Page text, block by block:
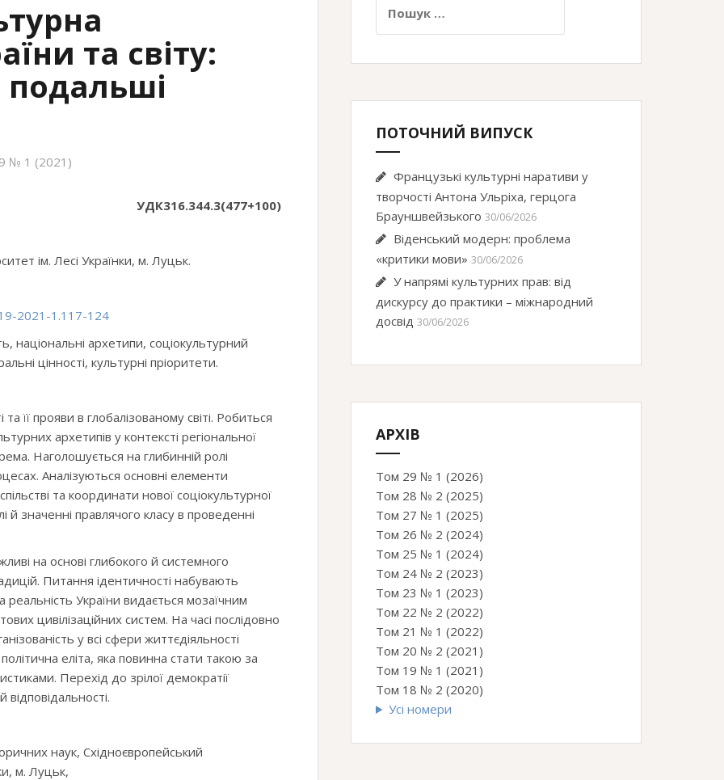
та світу:
подальші
№ 1 (2021)
УДК316.344.3(477+100)
ім. Лесі Українки, м. Луцьк.
2021-1.117-124
національні архетипи, соціокультурний
цінності, культурні пріоритети.
її прояви в глобалізованому світі. Робиться
архетипів у контексті регіональної
Наголошується на глибинній ролі
Аналізуються основні елементи
та координати нової соціокультурної
значенні правлячого класу в проведенні
на основі глибокого й системного
Питання ідентичності набувають
України видається мозаїчним
цивілізаційних систем. На часі послідовно
у всі сфери життєдіяльності
еліта, яка повинна стати такою за
Перехід до зрілої демократії
наук, Східноєвропейський
м. Луцьк,
ПОТОЧНИЙ ВИПУСК
Французькі культурні наративи у
творчості Антона Ульріха, герцога
Брауншвейзького 30/06/2026
Віденський модерн: проблема
«критики мови» 30/06/2026
У напрямі культурних прав: від
дискурсу до практики – міжнародний
досвід 30/06/2026
АРХІВ
Том 29 № 1 (2026)
Том 28 № 2 (2025)
Том 27 № 1 (2025)
Том 26 № 2 (2024)
Том 25 № 1 (2024)
Том 24 № 2 (2023)
Том 23 № 1 (2023)
Том 22 № 2 (2022)
Том 21 № 1 (2022)
Том 20 № 2 (2021)
Том 19 № 1 (2021)
Том 18 № 2 (2020)
Усі номери